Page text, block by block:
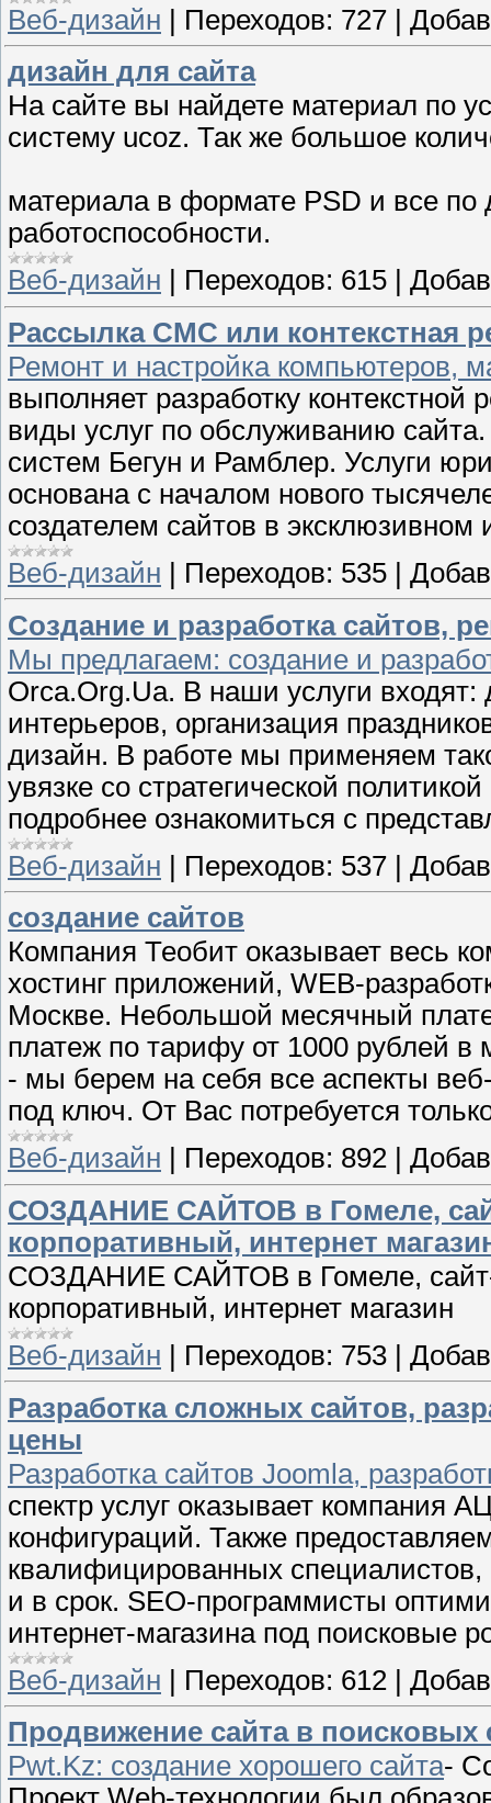
Веб-дизайн Переходов: 727
дизайн для сайта
На сайте вы найдете материал по
систему ucoz. Так же большое
материала в формате PSD и все
работоспособности.
Веб-дизайн
Переходов: 615
Рассылка СМС или контекстная
Ремонт и настройка компьютеров,
выполняет разработку
виды услуг по обслуживанию
систем Бегун и Рамблер. Услуги
основана с началом нового
создателем сайтов в
Веб-дизайн
Переходов: 535
Создание и разработка сайтов,
Мы предлагаем: создание и
Orca.Org.Ua. В наши услуги
интерьеров, организация
дизайн. В работе мы применяем
увязке со стратегической
подробнее ознакомиться с
Веб-дизайн | Переходов: 537 |
создание сайтов
Компания Теобит оказывает весь
хостинг приложений, WEB-
Москве. Небольшой месячный
платеж по тарифу от 1000 рублей в
- мы берем на себя все аспекты
под ключ. От Вас потребуется
Веб-дизайн
Переходов: 892
СОЗДАНИЕ САЙТОВ в Гомеле,
корпоративный, интернет
СОЗДАНИЕ САЙТОВ в Гомеле,
корпоративный, интернет магазин
Веб-дизайн
Переходов: 753
Разработка сложных сайтов,
цены
Разработка сайтов Joomla,
спектр услуг оказывает компания
конфигураций. Также
квалифицированных специалистов,
и в срок. SEO-программисты
интернет-магазина под поисковые
Веб-дизайн | Переходов: 612 |
Продвижение сайта в поисковых
Pwt.Kz: создание хорошего сайта-